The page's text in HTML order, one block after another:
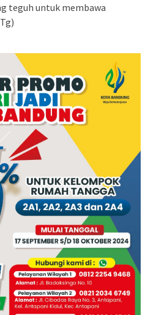
teguh untuk membawa